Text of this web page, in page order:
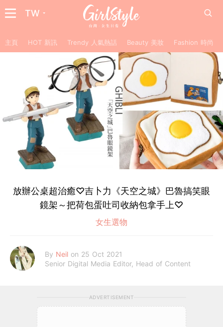
TW
主頁 HOT 新訊 Trendy 人氣熱話 Beauty 美妝 Fashion 時尚
放辦公桌超治癒♡吉卜力《天空之城》巴魯搞笑眼
鏡架～把荷包蛋吐司收納包拿手上♡
女生選物
By Neil on 25 Oct 2021
Senior Digital Media Editor, Head of Content
ADVERTISEMENT